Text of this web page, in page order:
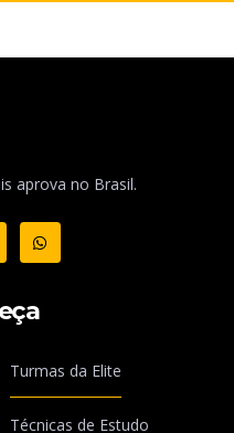
aprova no Brasil.
Turmas da Elite
Técnicas de Estudo